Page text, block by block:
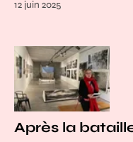
12 juin 2025
Après la